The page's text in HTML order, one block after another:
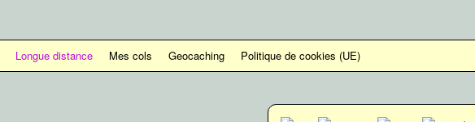
Longue distance Mes cols Geocaching Politique de cookies (UE)